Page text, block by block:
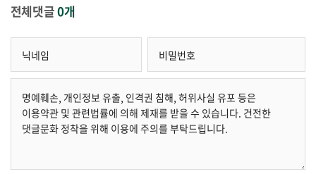
전체댓글0개